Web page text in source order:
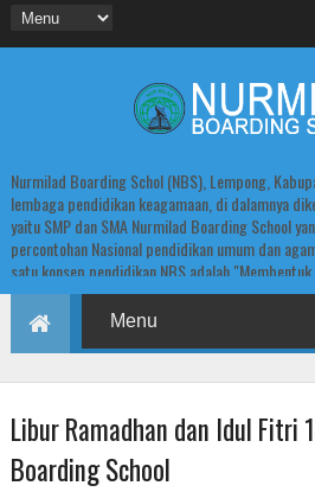
Nurmilad Boarding Schol (NBS), Lempong,
lembaga pendidikan keagamaan, di dalamnya
yaitu SMP dan SMA Nurmilad Boarding School
percontohan Nasional pendidikan umum dan
satu konsep pendidikan NBS adalah
Libur Ramadhan dan Idul Fitri
Boarding School